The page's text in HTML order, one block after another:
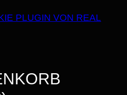
PLUGIN VON REAL